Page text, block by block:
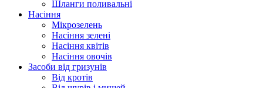
Шланги поливальні
Насіння
Мікрозелень
Насіння зелені
Насіння квітів
Насіння овочів
Засоби від гризунів
Від кротів